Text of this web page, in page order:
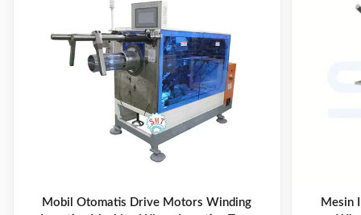
Mobil Otomatis Drive Motors Winding
Mesin